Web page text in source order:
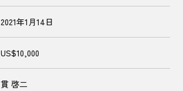
2021年1月14日
US$10,000
貫 啓二